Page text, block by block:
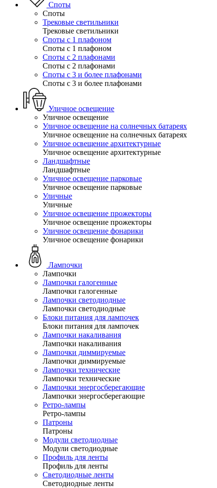
Споты
Споты
Трековые светильники
Трековые светильники
Споты с 1 плафоном
Споты с 1 плафоном
Споты с 2 плафонами
Споты с 2 плафонами
Споты с 3 и более плафонами
Споты с 3 и более плафонами
Уличное освещение
Уличное освещение
Уличное освещение на солнечных батареях
Уличное освещение на солнечных батареях
Уличное освещение архитектурные
Уличное освещение архитектурные
Ландшафтные
Ландшафтные
Уличное освещение парковые
Уличное освещение парковые
Уличные
Уличные
Уличное освещение прожекторы
Уличное освещение прожекторы
Уличное освещение фонарики
Уличное освещение фонарики
Лампочки
Лампочки
Лампочки галогенные
Лампочки галогенные
Лампочки светодиодные
Лампочки светодиодные
Блоки питания для лампочек
Блоки питания для лампочек
Лампочки накаливания
Лампочки накаливания
Лампочки диммируемые
Лампочки диммируемые
Лампочки технические
Лампочки технические
Лампочки энергосберегающие
Лампочки энергосберегающие
Ретро-лампы
Ретро-лампы
Патроны
Патроны
Модули светодиодные
Модули светодиодные
Профиль для ленты
Профиль для ленты
Светодиодные ленты
Светодиодные ленты